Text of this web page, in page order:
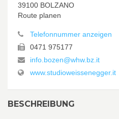
39100 BOLZANO
Route planen
Telefonnummer anzeigen
0471 975177
info.bozen@whw.bz.it
www.studioweissenegger.it
BESCHREIBUNG